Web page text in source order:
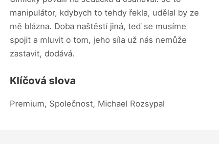
manipulátor, kdybych to tehdy řekla, udělal by ze
mě blázna. Doba naštěstí jiná, teď se musíme
spojit a mluvit o tom, jeho síla už nás nemůže
zastavit, dodává.
Klíčová slova
Premium, Společnost, Michael Rozsypal